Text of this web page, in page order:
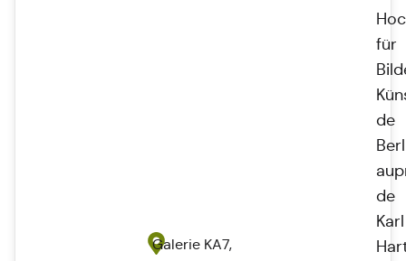
Galerie KA7,
für
de
de
Karl